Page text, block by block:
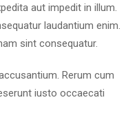
aut impedit in illum.
laudantium enim.
sint consequatur.
Rerum cum
iusto occaecati